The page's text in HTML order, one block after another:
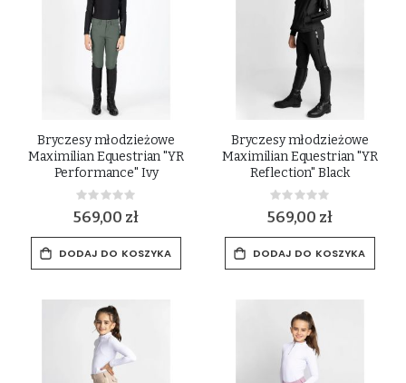
Bryczesy młodzieżowe
Maximilian Equestrian "YR
Performance" Ivy
Rating:
0%
569,00 zł
DODAJ DO KOSZYKA
Bryczesy młodzieżowe
Maximilian Equestrian "YR
Reflection" Black
Rating:
0%
569,00 zł
DODAJ DO KOSZYKA